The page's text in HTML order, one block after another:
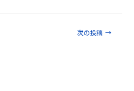
次の投稿 →